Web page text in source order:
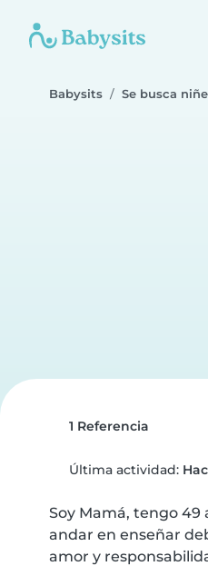
Babysits Se busca
1 Referencia
Última actividad:
Soy Mamá, tengo 49
andar en enseñar
amor y